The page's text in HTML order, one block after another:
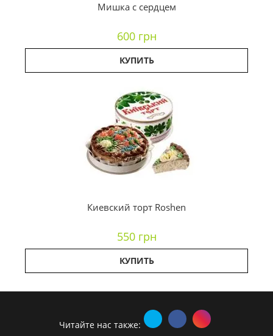
Мишка с сердцем
600 грн
КУПИТЬ
Киевский торт Roshen
550 грн
КУПИТЬ
Читайте нас также: